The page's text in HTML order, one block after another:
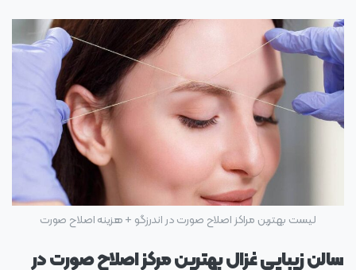
لیست بهترین مراکز اصلاح صورت در اندرزگو + هزینه اصلاح صورت
سالن زیبایی غزال بهترین مرکز اصلاح صورت در